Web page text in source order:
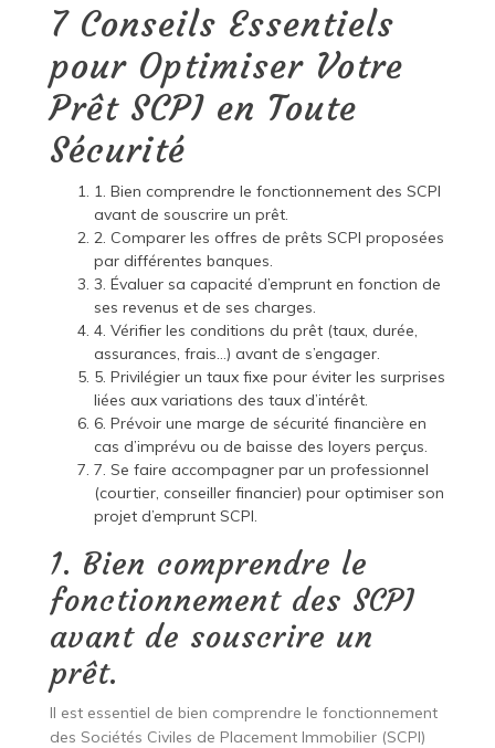
7 Conseils Essentiels
pour Optimiser Votre
Prêt SCPI en Toute
Sécurité
1. Bien comprendre le fonctionnement des SCPI
avant de souscrire un prêt.
2. Comparer les offres de prêts SCPI proposées
par différentes banques.
3. Évaluer sa capacité d’emprunt en fonction de
ses revenus et de ses charges.
4. Vérifier les conditions du prêt (taux, durée,
assurances, frais…) avant de s’engager.
5. Privilégier un taux fixe pour éviter les surprises
liées aux variations des taux d’intérêt.
6. Prévoir une marge de sécurité financière en
cas d’imprévu ou de baisse des loyers perçus.
7. Se faire accompagner par un professionnel
(courtier, conseiller financier) pour optimiser son
projet d’emprunt SCPI.
1. Bien comprendre le
fonctionnement des SCPI
avant de souscrire un
prêt.
Il est essentiel de bien comprendre le fonctionnement
des Sociétés Civiles de Placement Immobilier (SCPI)